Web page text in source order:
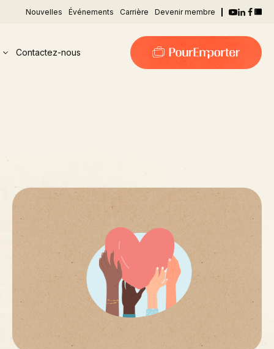
Nouvelles Événements Carrière Devenir membre
Contactez-nous